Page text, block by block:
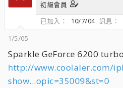
初級會員
已加入
10/7/04 訊息
1/5/05
Sparkle GeForce 6200 turbo
http://www.coolaler.com/
show...opic=35009&st=0